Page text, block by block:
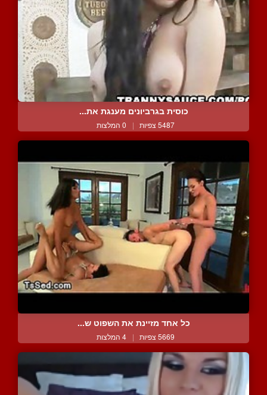
כוסית בגרביונים מענגת את...
5487 צפיות | 0 המלצות
כל אחד מזיינת את השפוט ש...
5669 צפיות | 4 המלצות